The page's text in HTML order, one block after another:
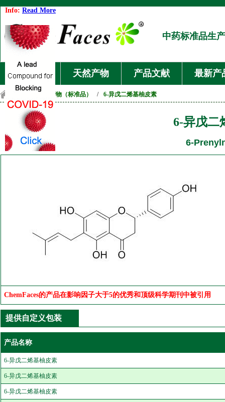
Info: Read More
中药标准品生
首页 天然产物 产品文献 最新产
天然产物（标准品） / 6-异戊二烯基柚皮素
6-异戊二
6-
ChemFaces的产品在影响因子大于5的优秀和顶级科学期刊中被引用
提供自定义包装
产品名称
6-异戊二烯基柚皮素
6-异戊二烯基柚皮素
6-异戊二烯基柚皮素